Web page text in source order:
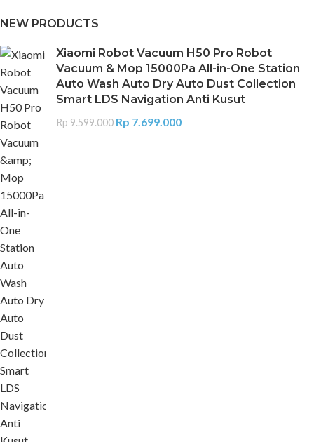
NEW PRODUCTS
Xiaomi Robot Vacuum H50 Pro Robot
Vacuum & Mop 15000Pa All-in-One Station
Auto Wash Auto Dry Auto Dust Collection
Smart LDS Navigation Anti Kusut
Rp9.599.000 Rp 7.699.000